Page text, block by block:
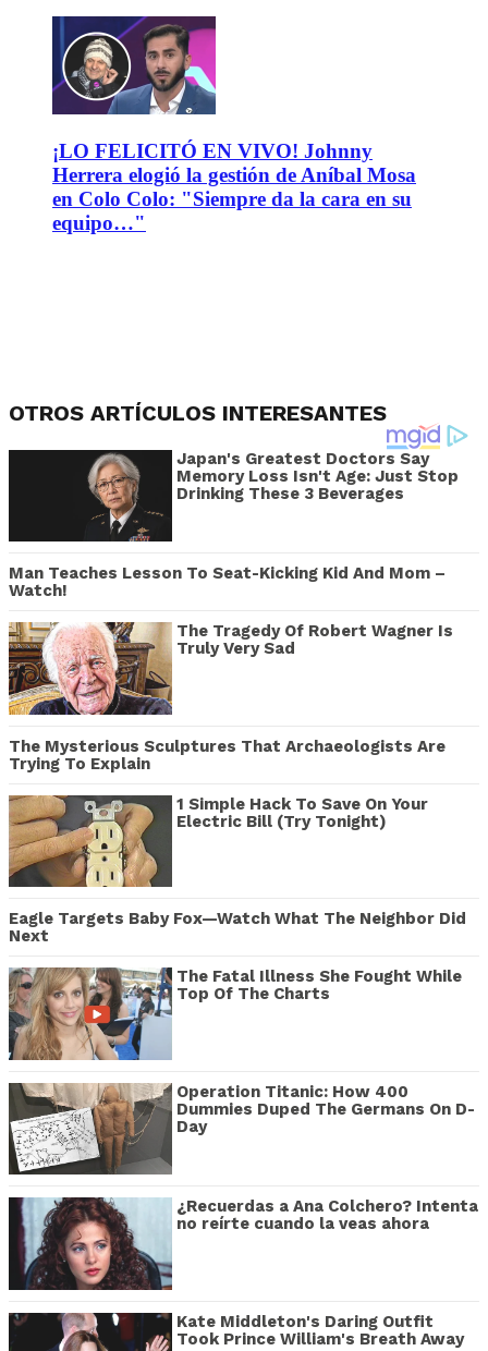
¡LO FELICITÓ EN VIVO! Johnny
Herrera elogió la gestión de Aníbal Mosa
en Colo Colo: "Siempre da la cara en su
equipo…"
OTROS ARTÍCULOS INTERESANTES
Japan's Greatest Doctors Say
Memory Loss Isn't Age: Just Stop
Drinking These 3 Beverages
Man Teaches Lesson To Seat-Kicking Kid And Mom –
Watch!
The Tragedy Of Robert Wagner Is
Truly Very Sad
The Mysterious Sculptures That Archaeologists Are
Trying To Explain
1 Simple Hack To Save On Your
Electric Bill (Try Tonight)
Eagle Targets Baby Fox—Watch What The Neighbor Did
Next
The Fatal Illness She Fought While
Top Of The Charts
Operation Titanic: How 400
Dummies Duped The Germans On D-
Day
¿Recuerdas a Ana Colchero? Intenta
no reírte cuando la veas ahora
Kate Middleton's Daring Outfit
Took Prince William's Breath Away